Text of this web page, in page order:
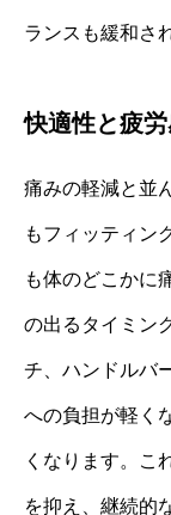
ランスも緩和さ
快適性と疲
痛みの軽減と並
もフィッティン
も体のどこかに
の出るタイミン
チ、ハンドルバ
への負担が軽く
くなります。こ
を抑え、継続的